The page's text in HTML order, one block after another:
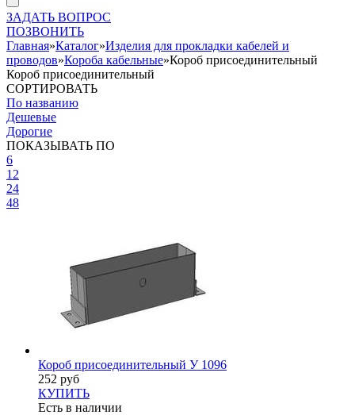
ЗАДАТЬ ВОПРОС
ПОЗВОНИТЬ
Главная»Каталог»Изделия для прокладки кабелей и
проводов»Короба кабельные»Короб присоединительный
Короб присоединительный
СОРТИРОВАТЬ
По названию
Дешевые
Дорогие
ПОКАЗЫВАТЬ ПО
6
12
24
48
Короб присоединительный У 1096
252 руб
КУПИТЬ
Есть в наличии